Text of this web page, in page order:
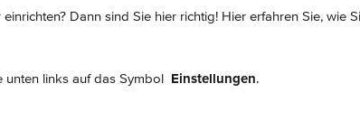
Dann sind Sie hier richtig! Hier erfahren Sie, wie
unten links auf das Symbol Einstellungen.